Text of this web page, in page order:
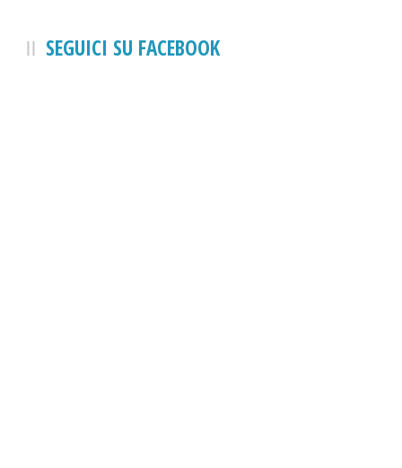
SEGUICI SU FACEBOOK